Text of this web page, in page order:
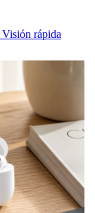
Visión rápida